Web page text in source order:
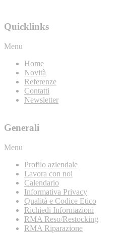
Quicklinks
Menu
Home
Novità
Referenze
Contatti
Newsletter
Generali
Menu
Profilo aziendale
Lavora con noi
Calendario
Informativa Privacy
Qualità e Codice Etico
Richiedi Informazioni
RMA Reso/Restocking
RMA Riparazione